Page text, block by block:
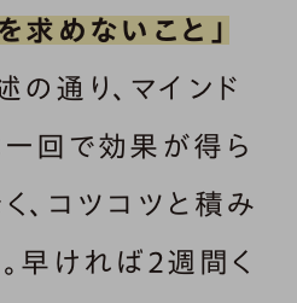
求めないこと」
の通り、マインド
回で効果が得ら
、コツコツと積み
早ければ2週間く